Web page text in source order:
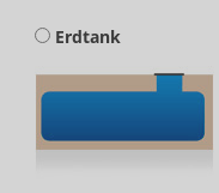
Erdtank